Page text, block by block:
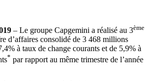
– Le groupe Capgemini a réalisé au 3ème
d’affaires consolidé de 3 468 millions
à taux de change courants et de 5,9% à
* par rapport au même trimestre de l’année